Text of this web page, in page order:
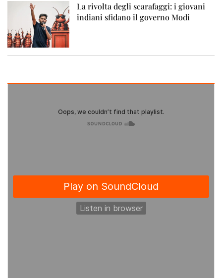
La rivolta degli scarafaggi: i giovani
indiani sfidano il governo Modi